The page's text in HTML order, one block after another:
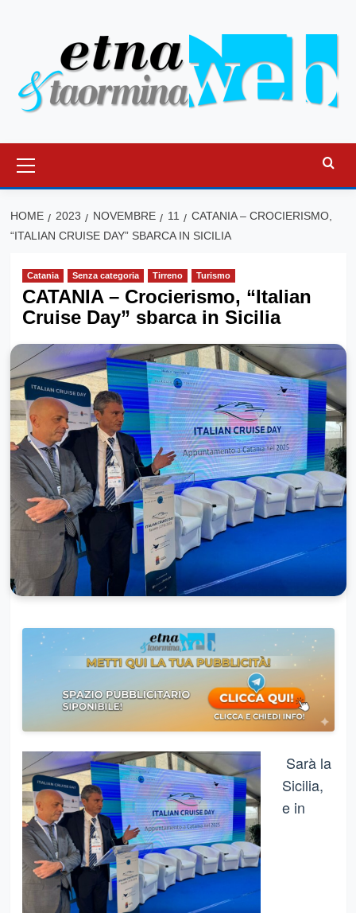
principale
HOME 2023 NOVEMBRE 11
CATANIA – CROCIERISMO,
“ITALIAN CRUISE DAY” SBARCA IN SICILIA
Catania Senza categoria Tirreno Turismo
CATANIA – Crocierismo, “Italian
Cruise Day” sbarca in Sicilia
Sarà la
Sicilia,
e in